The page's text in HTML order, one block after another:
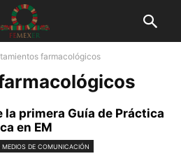
farmacológicos
la primera Guía de Práctica
en EM
MEDIOS DE COMUNICACIÓN